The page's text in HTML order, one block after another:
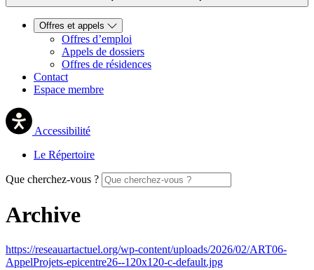
Offres et appels
Offres d’emploi
Appels de dossiers
Offres de résidences
Contact
Espace membre
Accessibilité
Le Répertoire
Que cherchez-vous ?
Archive
https://reseauartactuel.org/wp-content/uploads/2026/02/ART06-
AppelProjets-epicentre26--120x120-c-default.jpg